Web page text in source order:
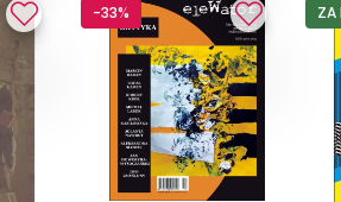
-33% ZA